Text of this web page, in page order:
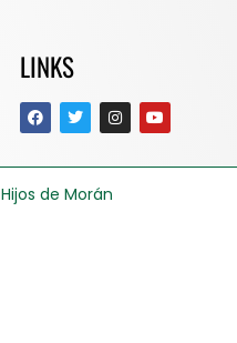
LINKS
Hijos de Morán